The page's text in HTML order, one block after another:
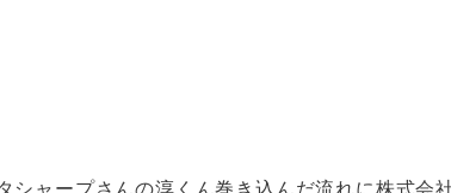
シャープさんの淳くん巻き込んだ流れに株式会